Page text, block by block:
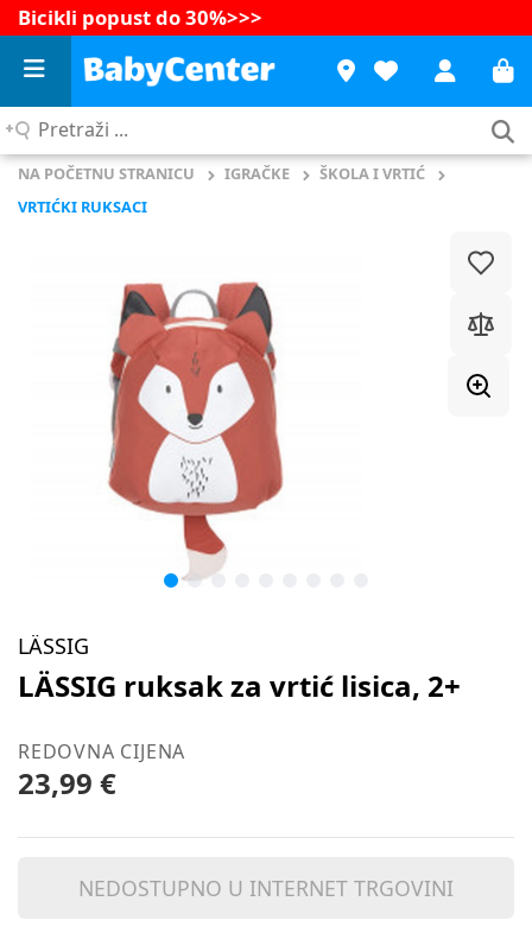
Bicikli popust do 30%>>>
Pretraži
NA POČETNU STRANICU IGRAČKE
ŠKOLA I VRTIĆ
VRTIĆKI RUKSACI
LÄSSIG
LÄSSIG ruksak za vrtić lisica, 2+
REDOVNA CIJENA
23,99 €
NEDOSTUPNO U INTERNET TRGOVINI